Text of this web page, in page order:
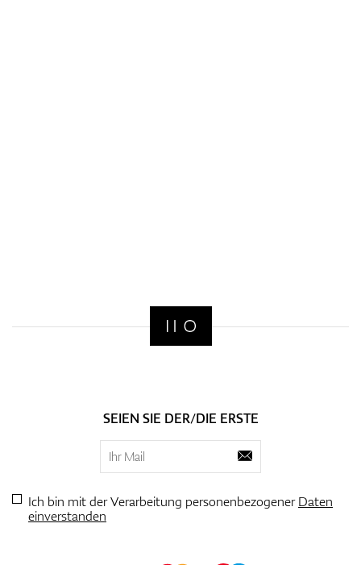
SEIEN SIE DER/DIE ERSTE
Ich bin mit der Verarbeitung personenbezogenerDaten
einverstanden